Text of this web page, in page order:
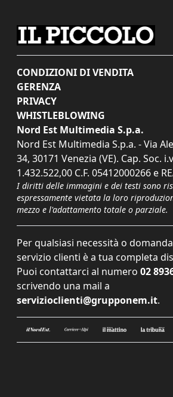
CONDIZIONI DI VENDITA
GERENZA
PRIVACY
WHISTLEBLOWING
Nord Est Multimedia S.p.a.
Nord Est Multimedia S.p.a. - Via
34, 30171 Venezia (VE). Cap. Soc.
1.432.522,00 C.F. 05412000266 e
I diritti delle immagini e dei testi sono
espressamente vietata la loro
mezzo e l'adattamento totale o parziale.
Per qualsiasi necessità o
servizio clienti è a tua completa
Puoi contattarci al numero 02
scrivendo una mail a
servizioclienti@grupponem.it.